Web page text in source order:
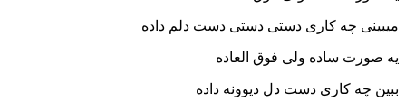
کاری دستی دستی دست دلم داده
ساده ولی فوق العاده
کاری دست دل دیوونه داده